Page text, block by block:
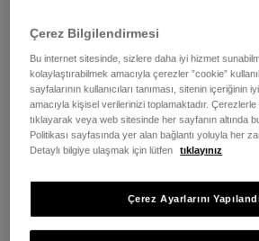
Erkek Klasik Kahverengi Deri
Tekne Ayakkabısı
Erkek
Yeşil/
Çerez Bilgilendirmesi
Bu internet sitesinde, sizlere daha iyi hizmet
kolaylaştırabilmek amacıyla çerezler ”cookie”
sayfalarının kullanıcıları tanıması, sitenin içeriğinin
amacıyla kişisel verilerinizi toplamaktadır.
tıklayarak veya web sitesinde her sayfanın altında
Politikası sayfasında yer alan bağlantı yoluyla her
Detaylı bilgiye ulaşmak için lütfen
tıklayınız
Çerez Ayarlarını